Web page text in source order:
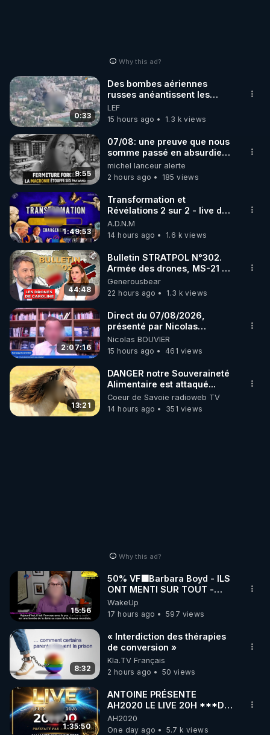
Why this ad?
0:33
Des bombes aériennes
russes anéantissent les
centres de contrôle de
drones de 3 brigades
ukrainienne
LEF
15 hours ago
1.3 k views
9:55
07/08: une preuve que nous
somme passé en absurdie
une dictature qui veut faire
taire ses opposant !
michel lanceur alerte
2 hours ago
185 views
1:49:53
Transformation et
Révélations 2 sur 2 - live du
07/08/26
A.D.N.M
14 hours ago
1.6 k views
44:48
Bulletin STRATPOL N°302.
Armée des drones, MS-21 en
série, missiles coréens.
07.08.2026.
Generousbear
22 hours ago
1.3 k views
2:07:16
Direct du 07/08/2026,
présenté par Nicolas
BOUVIER
Nicolas BOUVIER
15 hours ago
461 views
13:21
DANGER notre Souveraineté
Alimentaire est attaqué...
Coeur de Savoie radioweb TV
14 hours ago
351 views
Why this ad?
15:56
50% VF🟩Barbara Boyd - ILS
ONT MENTI SUR TOUT -
Jocelyne Traduction
WakeUp
17 hours ago
597 views
8:32
« Interdiction des thérapies
de conversion »
Kla.TV Français
2 hours ago
50 views
1:35:50
ANTOINE PRÉSENTE
AH2020 LE LIVE 20H ***DU
06/08/2026***
AH2020
One day ago
5.7 k views